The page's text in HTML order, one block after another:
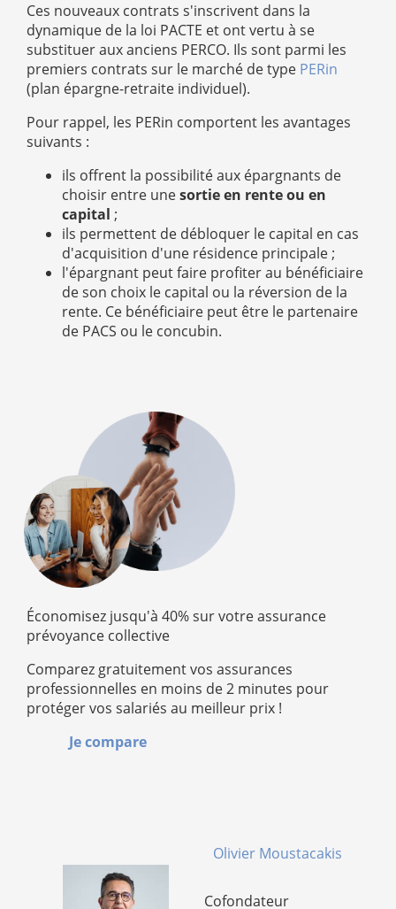
Ces nouveaux contrats s'inscrivent dans la
dynamique de la loi PACTE et ont vertu à se
substituer aux anciens PERCO. Ils sont parmi les
premiers contrats sur le marché de type PERin
(plan épargne-retraite individuel).
Pour rappel, les PERin comportent les avantages
suivants :
ils offrent la possibilité aux épargnants de
choisir entre unesortie en rente ou en
capital ;
ils permettent de débloquer le capital en cas
d'acquisition d'une résidence principale ;
l'épargnant peut faire profiter au bénéficiaire
de son choix le capital ou la réversion de la
rente. Ce bénéficiaire peut être le partenaire
de PACS ou le concubin.
Économisez jusqu'à 40% sur votre assurance
prévoyance collective
Comparez gratuitement vos assurances
professionnelles en moins de 2 minutes pour
protéger vos salariés au meilleur prix !
Je compare
Olivier Moustacakis
Cofondateur